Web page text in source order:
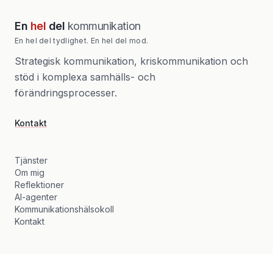
En hel del kommunikation
En hel del tydlighet. En hel del mod.
Strategisk kommunikation, kriskommunikation och
stöd i komplexa samhälls- och
förändringsprocesser.
Kontakt
Tjänster
Om mig
Reflektioner
AI-agenter
Kommunikationshälsokoll
Kontakt